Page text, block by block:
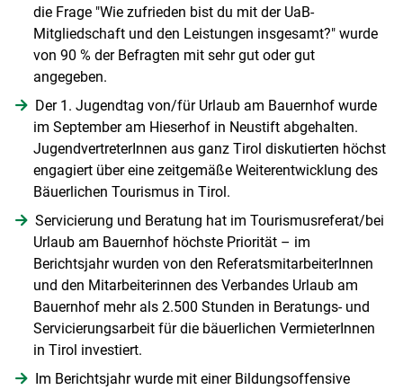
die Frage "Wie zufrieden bist du mit der UaB-
Mitgliedschaft und den Leistungen insgesamt?" wurde
von 90 % der Befragten mit sehr gut oder gut
angegeben.
Der 1. Jugendtag von/für Urlaub am Bauernhof wurde
im September am Hieserhof in Neustift abgehalten.
JugendvertreterInnen aus ganz Tirol diskutierten höchst
engagiert über eine zeitgemäße Weiterentwicklung des
Bäuerlichen Tourismus in Tirol.
Servicierung und Beratung hat im Tourismusreferat/bei
Urlaub am Bauernhof höchste Priorität – im
Berichtsjahr wurden von den ReferatsmitarbeiterInnen
und den Mitarbeiterinnen des Verbandes Urlaub am
Bauernhof mehr als 2.500 Stunden in Beratungs- und
Servicierungsarbeit für die bäuerlichen VermieterInnen
in Tirol investiert.
Im Berichtsjahr wurde mit einer Bildungsoffensive